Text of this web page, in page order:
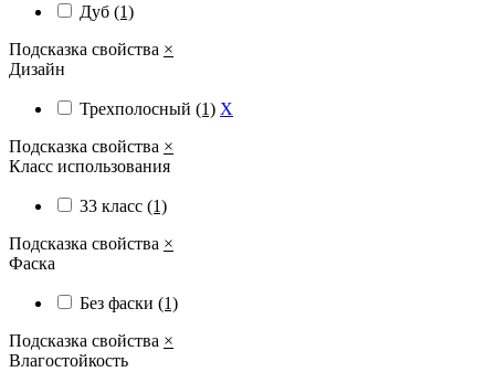
Дуб (1)
Подсказка свойства ×
Дизайн
Трехполосный (1) X
Подсказка свойства ×
Класс использования
33 класс (1)
Подсказка свойства ×
Фаска
Без фаски (1)
Подсказка свойства ×
Влагостойкость